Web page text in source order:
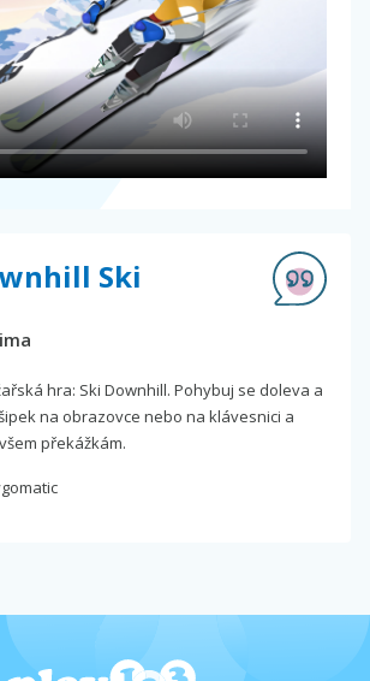
Ski
hra: Ski Downhill. Pohybuj se doleva a
na obrazovce nebo na klávesnici a
překážkám.